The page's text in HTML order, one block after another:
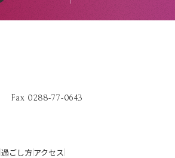
Fax 0288-77-0643
過ごし方アクセス